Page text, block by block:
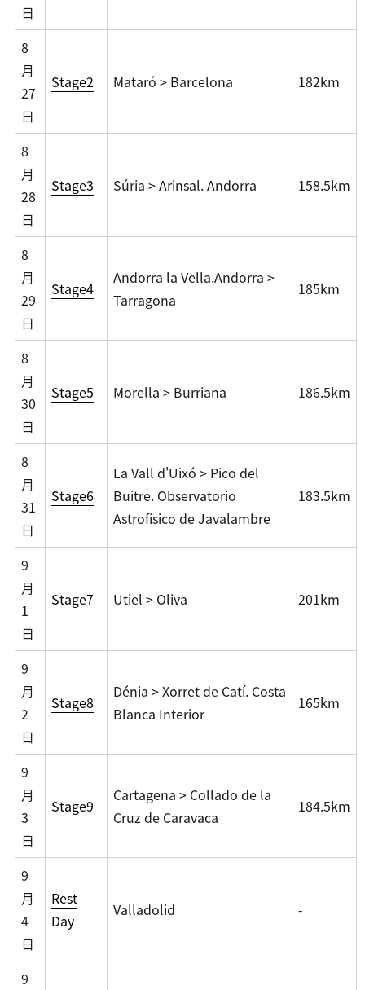
日
8
月
27
日
Stage2 Mataró > Barcelona 182km
8
月
28
日
Stage3 Súria > Arinsal. Andorra 158.5km
8
月
29
日
Stage4
Andorra la Vella.Andorra >
Tarragona
185km
8
月
30
日
Stage5 Morella > Burriana 186.5km
8
月
31
日
Stage6
La Vall d'Uixó > Pico del
Buitre. Observatorio
Astrofísico de Javalambre
183.5km
9
月
1
日
Stage7 Utiel > Oliva 201km
9
月
2
日
Stage8
Dénia > Xorret de Catí. Costa
Blanca Interior
165km
9
月
3
日
Stage9
Cartagena > Collado de la
Cruz de Caravaca
184.5km
9
月
4
日
Rest
Day
Valladolid -
9